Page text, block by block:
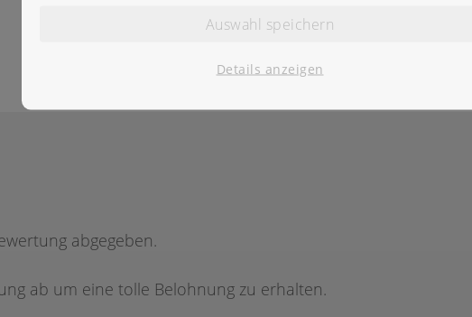
abgegeben.
ab um eine tolle Belohnung zu erhalten.
Auswahl speichern
Details anzeigen